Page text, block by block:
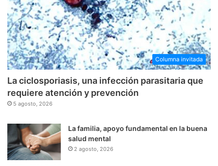
Columna invitada
La ciclosporiasis, una infección parasitaria que
requiere atención y prevención
5 agosto, 2026
La familia, apoyo fundamental en la buena
salud mental
2 agosto, 2026